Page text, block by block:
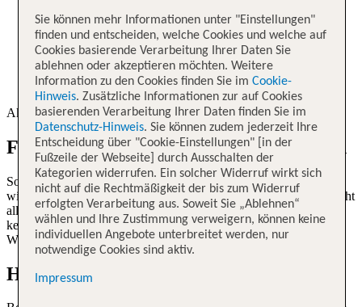
Details zu Transfer-Shuttles bei Flughafenwechseln
Informationen zu zusätzlichen Übernachtungen bei einem
neuen Flugdatum
Weitere relevante Informationen zu Ihrer Reise
Aktuell liegen keine Änderungen vor.
Flugstatus für weitere Fluggesellschaften
Sofern uns Informationen zu Flugverspätungen vorliegen, stellen
wir diese hier zur Verfügung. Bitte haben Sie Verständnis, dass nicht
alle Fluggesellschaften den Flugstatus an uns übertragen. Sollten
keine Informationen vorliegen, informieren Sie sich bitte über die
Webseite der gebuchten Fluggesellschaft.
Häufig gestellte Fragen
Sie können mehr Informationen unter "Einstellungen"
finden und entscheiden, welche Cookies und welche auf
Cookies basierende Verarbeitung Ihrer Daten Sie
ablehnen oder akzeptieren möchten. Weitere
Information zu den Cookies finden Sie im Cookie-
Hinweis. Zusätzliche Informationen zur auf Cookies
basierenden Verarbeitung Ihrer Daten finden Sie im
Datenschutz-Hinweis. Sie können zudem jederzeit Ihre
Entscheidung über "Cookie-Einstellungen" [in der
Fußzeile der Webseite] durch Ausschalten der
Kategorien widerrufen. Ein solcher Widerruf wirkt sich
nicht auf die Rechtmäßigkeit der bis zum Widerruf
erfolgten Verarbeitung aus. Soweit Sie „Ablehnen“
wählen und Ihre Zustimmung verweigern, können keine
individuellen Angebote unterbreitet werden, nur
notwendige Cookies sind aktiv.
Impressum